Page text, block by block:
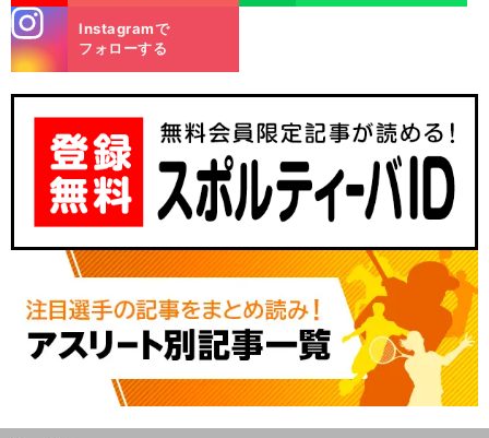
m
Instagramで
フォローする